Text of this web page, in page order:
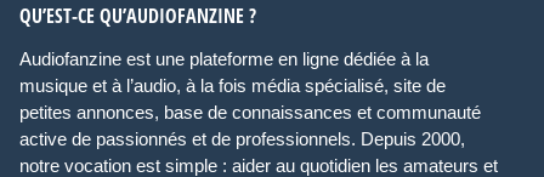
QU’EST-CE QU’AUDIOFANZINE ?
Audiofanzine est une plateforme en ligne dédiée à la
musique et à l’audio, à la fois média spécialisé, site de
petites annonces, base de connaissances et communauté
active de passionnés et de professionnels. Depuis 2000,
notre vocation est simple : aider au quotidien les amateurs et